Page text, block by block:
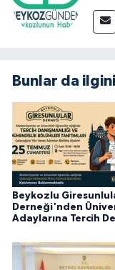
Bunlar da
Beykozlu
Derneği'nden
Adaylarına Tercih